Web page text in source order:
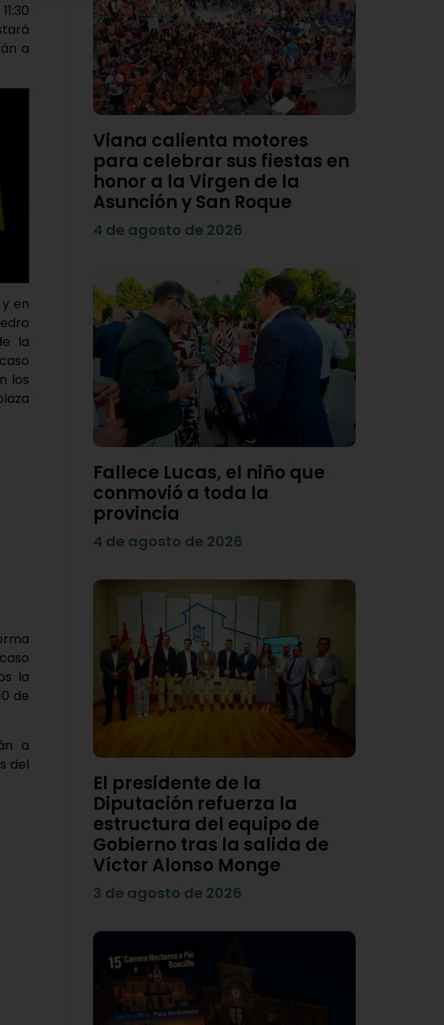
a
en
la
los
la
de
a
del
Viana calienta motores
para celebrar sus fiestas en
honor a la Virgen de la
Asunción y San Roque
4 de agosto de 2026
Fallece Lucas, el niño que
conmovió a toda la
provincia
4 de agosto de 2026
El presidente de la
Diputación refuerza la
estructura del equipo de
Gobierno tras la salida de
Víctor Alonso Monge
3 de agosto de 2026